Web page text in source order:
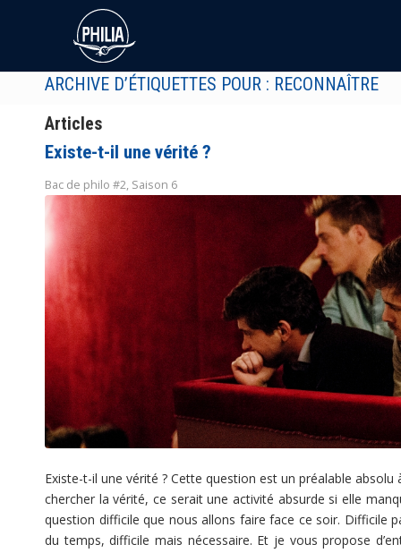
ARCHIVE D’ÉTIQUETTES POUR : RECONNAÎTRE
Articles
Existe-t-il une vérité ?
Bac de philo #2, Saison 6
Existe-t-il une vérité ? Cette question est un préalable
chercher la vérité, ce serait une activité absurde si elle
question difficile que nous allons faire face ce soir. Difficile
du temps, difficile mais nécessaire. Et je vous propose